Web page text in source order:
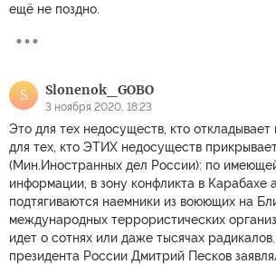
ещё не поздно.
S Slonenok_GOBO
3 ноября 2020, 18:23
Это для тех недосуществ, кто
для тех, кто ЭТИХ недосуществ
(Мин.Иностранных дел России): по
информации, в зону конфликта в Карабахе
подтягиваются наемники из воюющих на
международных террористических
идет о сотнях или даже тысячах
президента России Дмитрий Песков